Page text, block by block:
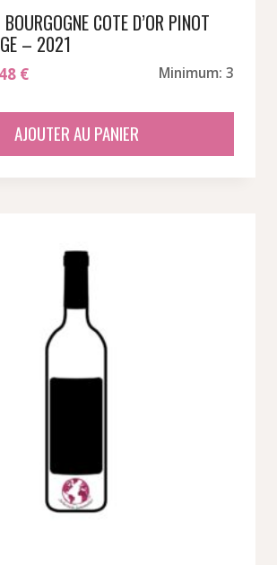
COTE D’OR PINOT
– 2021
:
€Le
est :
Minimum: 3
AJOUTER AU PANIER